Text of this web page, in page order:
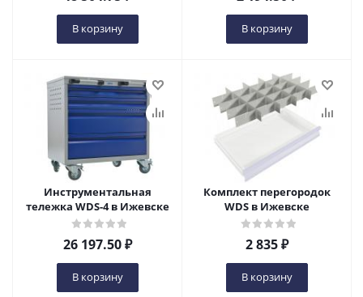
В корзину В корзину
Инструментальная
тележка WDS-4 в Ижевске
26 197.50₽
В корзину
Комплект перегородок
WDS в Ижевске
2 835₽
В корзину